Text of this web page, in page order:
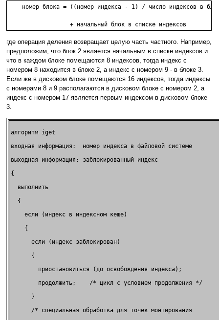
номер блока = ((номер индекса - 1) / число индексов в
                  + начальный блок в списке индексов
где операция деления возвращает целую часть частного. Например,
предположим, что блок 2 является начальным в списке индексов и
что в каждом блоке помещаются 8 индексов, тогда индекс с
номером 8 находится в блоке 2, а индекс с номером 9 - в блоке 3.
Если же в дисковом блоке помещаются 16 индексов, тогда индексы
с номерами 8 и 9 располагаются в дисковом блоке с номером 2, а
индекс с номером 17 является первым индексом в дисковом блоке
3.
алгоритм iget
входная информация:  номер индекса в файловой системе
выходная информация: заблокированный индекс
{
  выполнить
  {
    если (индекс в индексном кеше)
    {
      если (индекс заблокирован)
      {
        приостановиться (до освобождения индекса);
        продолжить;    /* цикл с условием продолжения */
      }
      /* специальная обработка для точек монтирования